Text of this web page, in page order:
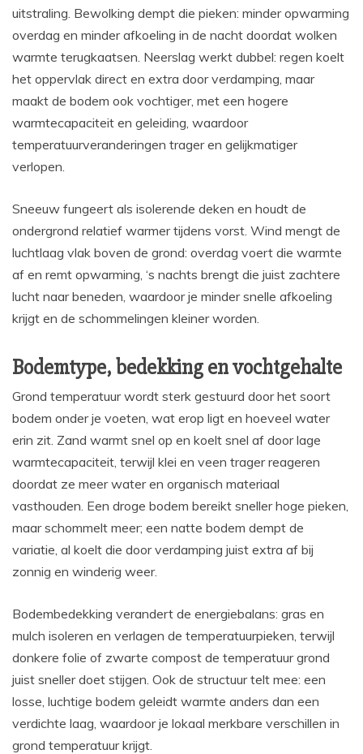
uitstraling. Bewolking dempt die pieken: minder opwarming
overdag en minder afkoeling in de nacht doordat wolken
warmte terugkaatsen. Neerslag werkt dubbel: regen koelt
het oppervlak direct en extra door verdamping, maar
maakt de bodem ook vochtiger, met een hogere
warmtecapaciteit en geleiding, waardoor
temperatuurveranderingen trager en gelijkmatiger
verlopen.
Sneeuw fungeert als isolerende deken en houdt de
ondergrond relatief warmer tijdens vorst. Wind mengt de
luchtlaag vlak boven de grond: overdag voert die warmte
af en remt opwarming, ‘s nachts brengt die juist zachtere
lucht naar beneden, waardoor je minder snelle afkoeling
krijgt en de schommelingen kleiner worden.
Bodemtype, bedekking en vochtgehalte
Grond temperatuur wordt sterk gestuurd door het soort
bodem onder je voeten, wat erop ligt en hoeveel water
erin zit. Zand warmt snel op en koelt snel af door lage
warmtecapaciteit, terwijl klei en veen trager reageren
doordat ze meer water en organisch materiaal
vasthouden. Een droge bodem bereikt sneller hoge pieken,
maar schommelt meer; een natte bodem dempt de
variatie, al koelt die door verdamping juist extra af bij
zonnig en winderig weer.
Bodembedekking verandert de energiebalans: gras en
mulch isoleren en verlagen de temperatuurpieken, terwijl
donkere folie of zwarte compost de temperatuur grond
juist sneller doet stijgen. Ook de structuur telt mee: een
losse, luchtige bodem geleidt warmte anders dan een
verdichte laag, waardoor je lokaal merkbare verschillen in
grond temperatuur krijgt.